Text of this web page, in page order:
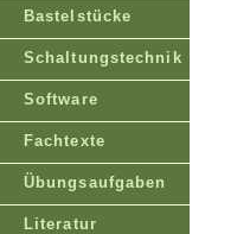
Bastelstücke
Schaltungstechnik
Software
Fachtexte
Übungsaufgaben
Literatur